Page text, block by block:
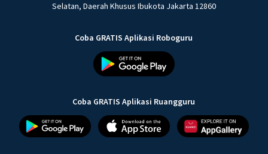
Selatan, Daerah Khusus Ibukota Jakarta 12860
Coba GRATIS Aplikasi Roboguru
Coba GRATIS Aplikasi Ruangguru